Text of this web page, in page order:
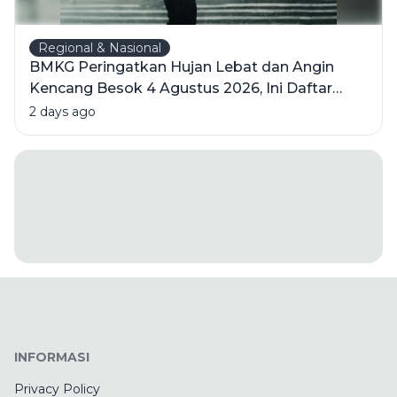
Regional & Nasional
BMKG Peringatkan Hujan Lebat dan Angin
Kencang Besok 4 Agustus 2026, Ini Daftar
Wilayahnya
2 days ago
INFORMASI
Privacy Policy